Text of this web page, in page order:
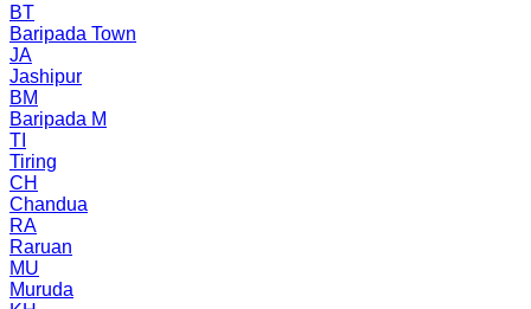
BT
Baripada Town
JA
Jashipur
BM
Baripada M
TI
Tiring
CH
Chandua
RA
Raruan
MU
Muruda